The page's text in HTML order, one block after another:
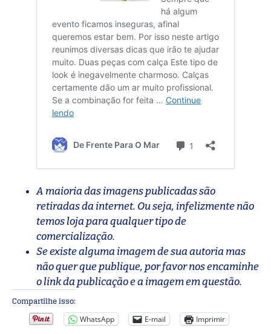
A maioria das imagens publicadas são
retiradas da internet. Ou seja, infelizmente não
temos loja para qualquer tipo de
comercialização.
Se existe alguma imagem de sua autoria mas
não quer que publique, por favor nos encaminhe
o link da publicação e a imagem em questão.
Compartilhe isso:
WhatsApp E-mail Imprimir